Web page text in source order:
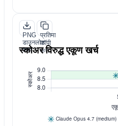
PNG
डाउनलोड
करा
प्रतिमा
कॉपी
करा
स्कोअर विरुद्ध एकूण खर्च